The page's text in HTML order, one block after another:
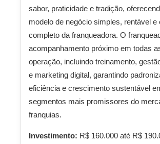
sabor, praticidade e tradição,
modelo de negócio simples, rentável e
completo da franqueadora. O
acompanhamento próximo em todas
operação, incluindo treinamento,
e marketing digital, garantindo
eficiência e crescimento sustentável
segmentos mais promissores do
franquias.
Investimento: R$ 160.000 até R$